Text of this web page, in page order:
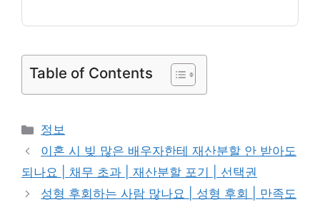
Table of Contents
카
테
리
정보
이혼 시 빚 많은 배우자한테 재산분할 안 받아도
되나요 | 채무 초과 | 재산분할 포기 | 선택권
성형 후회하는 사람 많나요 | 성형 후회 | 만족도